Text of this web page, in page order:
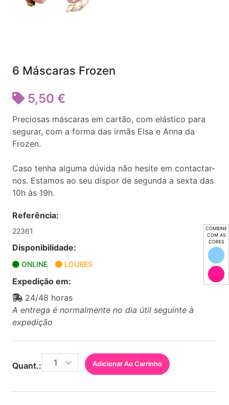
COMBINE
COM AS
CORES
6 Máscaras Frozen
5,50 €
Preciosas máscaras em cartão, com elástico para
segurar, com a forma das irmãs Elsa e Anna da
Frozen.
Caso tenha alguma dúvida não hesite em contactar-
nos. Estamos ao seu dispor de segunda a sexta das
10h às 19h.
Referência:
22361
Disponibilidade:
ONLINE LOURES
Expedição em:
24/48 horas
A entrega é normalmente no dia útil seguinte à
expedição
Quant.: Adicionar Ao Carrinho